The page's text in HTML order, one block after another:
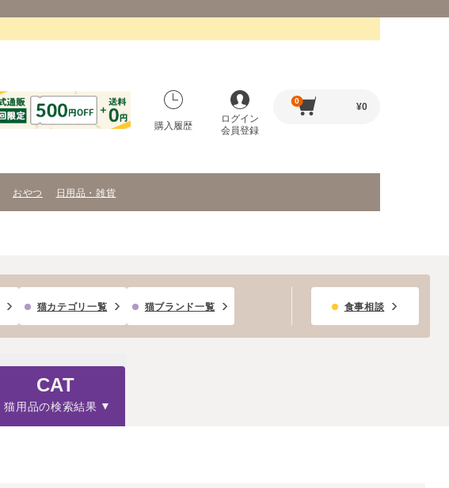
購入履歴
ログイン
会員登録
0
¥0
おやつ 日用品・雑貨
猫カテゴリ一覧 猫ブランド一覧 食事相談
CAT
猫用品の検索結果